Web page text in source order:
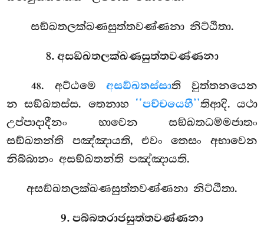
සඞ්ඛතලක්ඛණසුත්තවණ්ණනා නිට්ඨිතා.
8. අසඞ්ඛතලක්ඛණසුත්තවණ්ණනා
48. අට්ඨමෙඅසඞ්ඛතස්සාති වුත්තනයෙන
න සඞ්ඛතස්ස. තෙනාහ ‘‘පච්චයෙහී’’තිආදි. යථා
උප්පාදාදීනං භාවෙන සඞ්ඛතධම්මජාතං
සඞ්ඛතන්ති පඤ්ඤායති, එවං තෙසං අභාවෙන
නිබ්බානං අසඞ්ඛතන්ති පඤ්ඤායති.
අසඞ්ඛතලක්ඛණසුත්තවණ්ණනා නිට්ඨිතා.
9. පබ්බතරාජසුත්තවණ්ණනා